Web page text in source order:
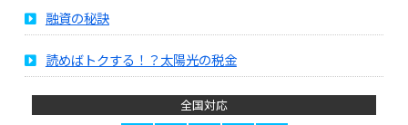
融資の秘訣
読めばトクする！？太陽光の税金
全国対応